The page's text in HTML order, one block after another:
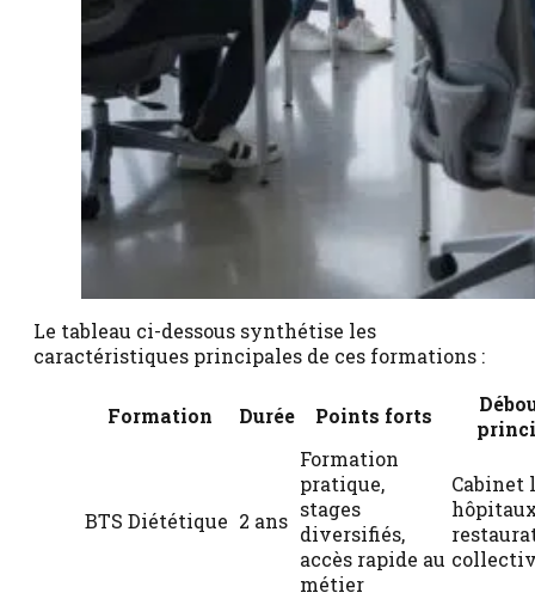
Le tableau ci-dessous synthétise les
caractéristiques principales de ces formations :
Formation Durée Points forts
BTS Diététique 2 ans
Formation
pratique,
stages
diversifiés,
accès rapide au
métier
Cabinet